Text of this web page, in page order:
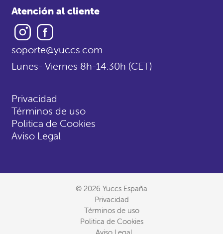
Atención al cliente
Instagram
soporte@yuccs.com
Lunes- Viernes 8h-14:30h (CET)
Privacidad
Términos de uso
Politica de Cookies
Aviso Legal
© 2026 Yuccs España
Privacidad
Términos de uso
Politica de Cookies